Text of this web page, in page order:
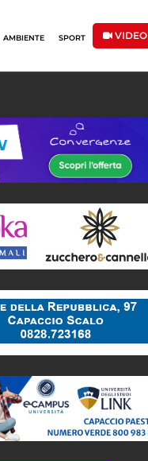
AMBIENTE SPORT VIDEO